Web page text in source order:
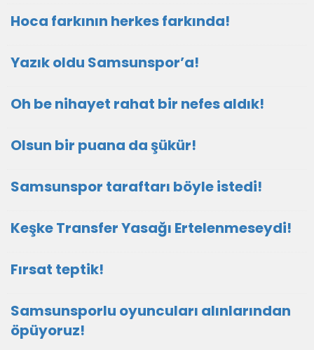
Hoca farkının herkes farkında!
Yazık oldu Samsunspor’a!
Oh be nihayet rahat bir nefes aldık!
Olsun bir puana da şükür!
Samsunspor taraftarı böyle istedi!
Keşke Transfer Yasağı Ertelenmeseydi!
Fırsat teptik!
Samsunsporlu oyuncuları alınlarından
öpüyoruz!